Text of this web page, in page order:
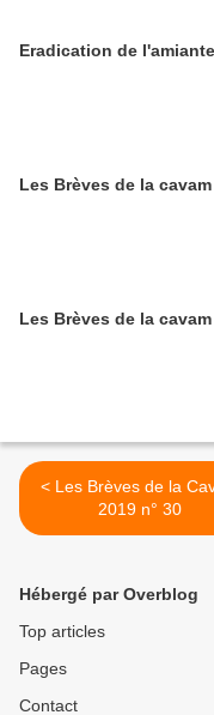
Eradication de l'amiante
Les Brèves de la cavam
Les Brèves de la cavam
< Les Brèves de la Cavam
2019 n° 30
Hébergé par Overblog
Top articles
Pages
Contact